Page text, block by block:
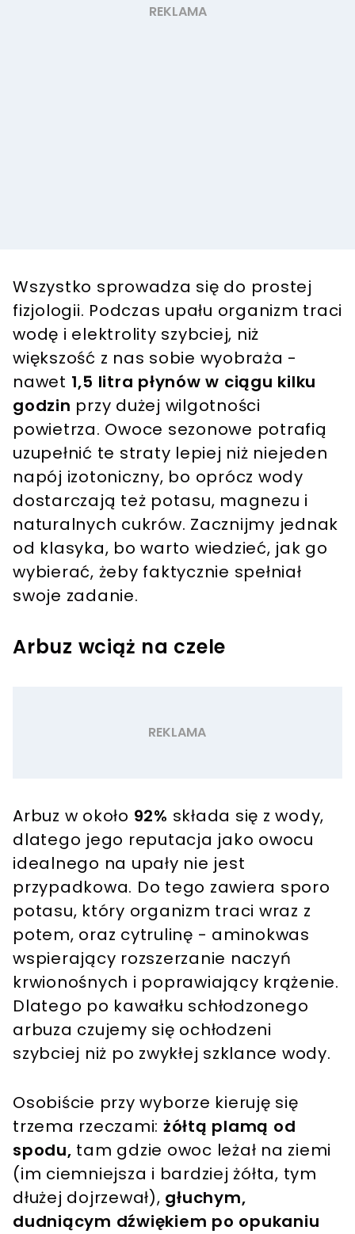
Wszystko sprowadza się do prostej
fizjologii. Podczas upału organizm traci
wodę i elektrolity szybciej, niż
większość z nas sobie wyobraża -
nawet 1,5 litra płynów w ciągu kilku
godzin przy dużej wilgotności
powietrza. Owoce sezonowe potrafią
uzupełnić te straty lepiej niż niejeden
napój izotoniczny, bo oprócz wody
dostarczają też potasu, magnezu i
naturalnych cukrów. Zacznijmy jednak
od klasyka, bo warto wiedzieć, jak go
wybierać, żeby faktycznie spełniał
swoje zadanie.
Arbuz wciąż na czele
Arbuz w około 92% składa się z wody,
dlatego jego reputacja jako owocu
idealnego na upały nie jest
przypadkowa. Do tego zawiera sporo
potasu, który organizm traci wraz z
potem, oraz cytrulinę - aminokwas
wspierający rozszerzanie naczyń
krwionośnych i poprawiający krążenie.
Dlatego po kawałku schłodzonego
arbuza czujemy się ochłodzeni
szybciej niż po zwykłej szklance wody.
Osobiście przy wyborze kieruję się
trzema rzeczami: żółtą plamą od
spodu, tam gdzie owoc leżał na ziemi
(im ciemniejsza i bardziej żółta, tym
dłużej dojrzewał), głuchym,
dudniącym dźwiękiem po opukaniu